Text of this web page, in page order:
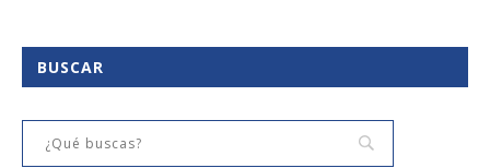
BUSCAR